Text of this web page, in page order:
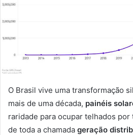
O Brasil vive uma transformação
mais de uma década, painéis
raridade para ocupar telhados por
de toda a chamada geração